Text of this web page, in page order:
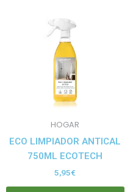
HOGAR
ECO LIMPIADOR ANTICAL
750ML ECOTECH
5,95€